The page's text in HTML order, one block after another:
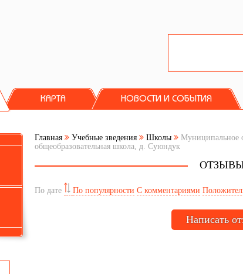
КАРТА НОВОСТИ И СОБЫТИЯ
Главная Учебные зведения Школы
Муниципальное
общеобразовательная школа, д. Суюндук
По дате По популярности С комментариями
Написать